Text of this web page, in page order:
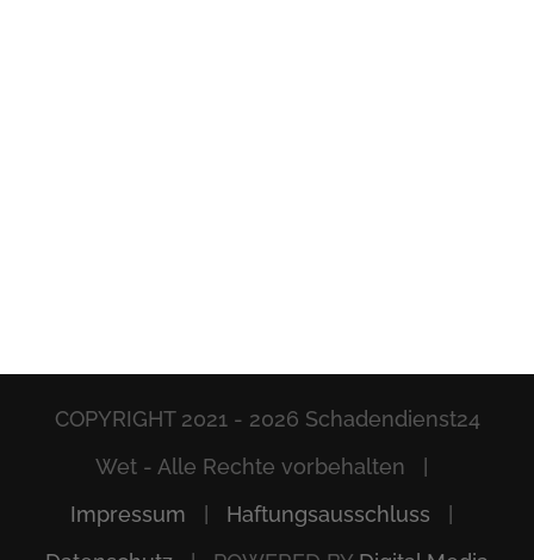
COPYRIGHT 2021 - 2026 Schadendienst24
Wet - Alle Rechte vorbehalten |
Impressum | Haftungsausschluss |